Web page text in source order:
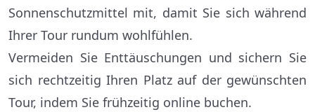
Sonnenschutzmittel mit, damit Sie sich während
Ihrer Tour rundum wohlfühlen.
Vermeiden Sie Enttäuschungen und sichern Sie
sich rechtzeitig Ihren Platz auf der gewünschten
Tour, indem Sie frühzeitig online buchen.